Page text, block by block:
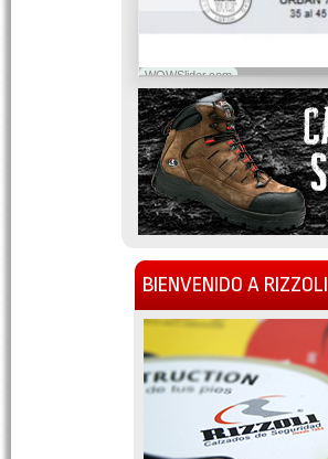
WOWSlider.com
BIENVENIDO A RIZZOLI